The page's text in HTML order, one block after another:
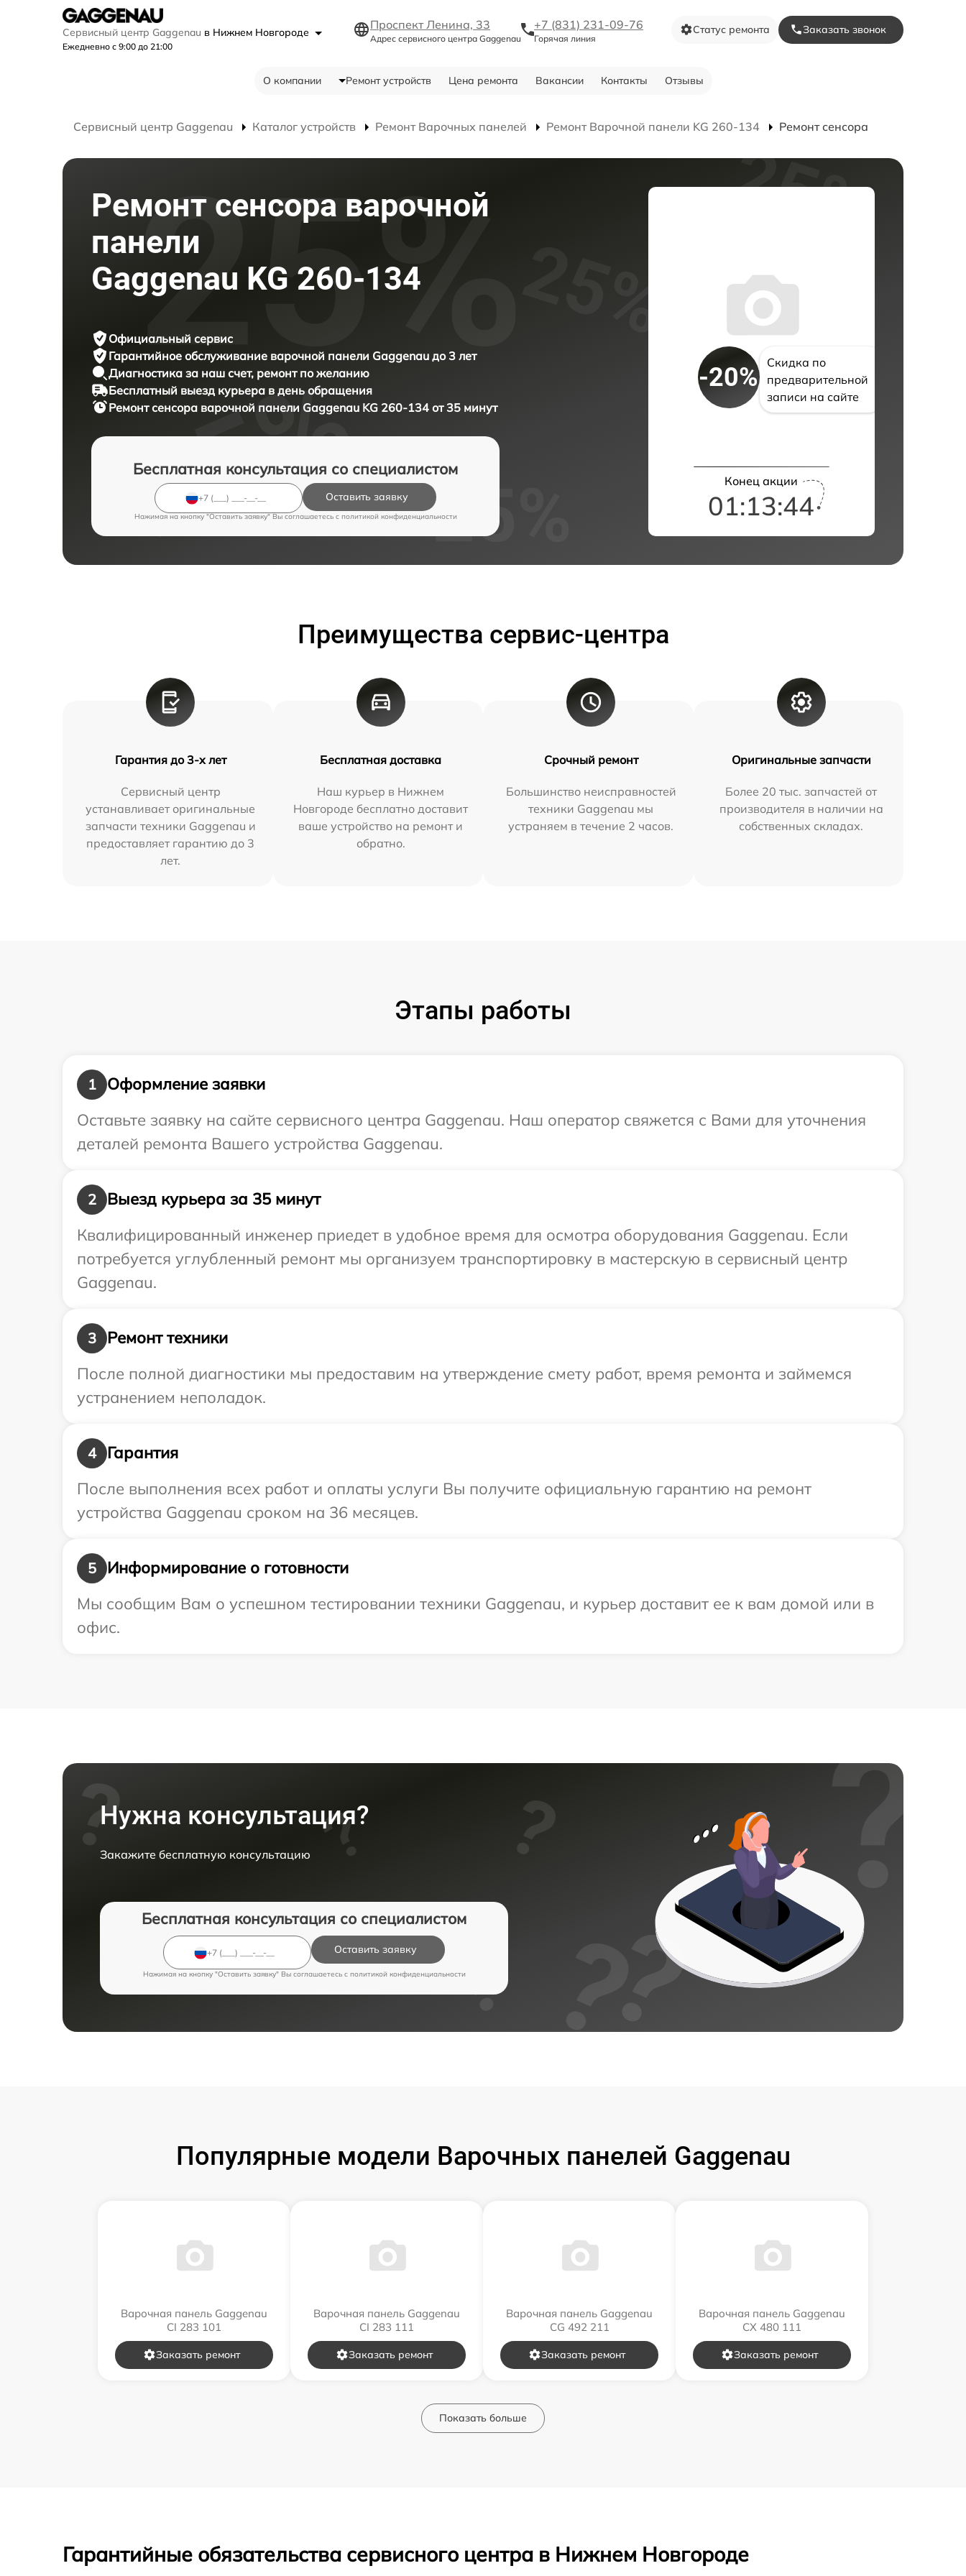
Сервисный центр Gaggenau в Нижнем Новгороде
Ежедневно с 9:00 до 21:00
Проспект Ленина, 33
Адрес сервисного центра Gaggenau
+7 (831) 231-09-76
Горячая линия
Статус ремонта Заказать звонок
О компании Ремонт устройств Цена ремонта Вакансии Контакты Отзывы
Сервисный центр Gaggenau Каталог устройств Ремонт Варочных панелей Ремонт Варочной панели KG 260-134 Ремонт сенсора
Ремонт сенсора варочной
панели
Gaggenau KG 260-134
Официальный сервис
Гарантийное обслуживание варочной панели Gaggenau до 3 лет
Диагностика за наш счет, ремонт по желанию
Бесплатный выезд курьера в день обращения
Ремонт сенсора варочной панели Gaggenau KG 260-134 от 35 минут
Бесплатная консультация со специалистом
Оставить заявку
Нажимая на кнопку "Оставить заявку" Вы соглашаетесь c политикой конфиденциальности
-20%
Скидка по
предварительной
записи на сайте
Конец акции
01:13:43
Преимущества сервис-центра
Гарантия до 3-х лет
Сервисный центр
устанавливает оригинальные
запчасти техники Gaggenau и
предоставляет гарантию до 3
лет.
Бесплатная доставка
Наш курьер в Нижнем
Новгороде бесплатно доставит
ваше устройство на ремонт и
обратно.
Срочный ремонт
Большинство неисправностей
техники Gaggenau мы
устраняем в течение 2 часов.
Оригинальные запчасти
Более 20 тыс. запчастей от
производителя в наличии на
собственных складах.
Этапы работы
1
Оформление заявки
Оставьте заявку на сайте сервисного центра Gaggenau. Наш оператор свяжется с Вами для уточнения
деталей ремонта Вашего устройства Gaggenau.
2
Выезд курьера за 35 минут
Квалифицированный инженер приедет в удобное время для осмотра оборудования Gaggenau. Если
потребуется углубленный ремонт мы организуем транспортировку в мастерскую в сервисный центр
Gaggenau.
3
Ремонт техники
После полной диагностики мы предоставим на утверждение смету работ, время ремонта и займемся
устранением неполадок.
4
Гарантия
После выполнения всех работ и оплаты услуги Вы получите официальную гарантию на ремонт
устройства Gaggenau сроком на 36 месяцев.
5
Информирование о готовности
Мы сообщим Вам о успешном тестировании техники Gaggenau, и курьер доставит ее к вам домой или в
офис.
Нужна консультация?
Закажите бесплатную консультацию
Бесплатная консультация со специалистом
Оставить заявку
Нажимая на кнопку "Оставить заявку" Вы соглашаетесь c политикой конфиденциальности
Популярные модели Варочных панелей Gaggenau
Варочная панель Gaggenau
CI 283 101
Заказать ремонт
Варочная панель Gaggenau
CI 283 111
Заказать ремонт
Варочная панель Gaggenau
CG 492 211
Заказать ремонт
Варочная панель Gaggenau
CX 480 111
Заказать ремонт
Показать больше
Гарантийные обязательства сервисного центра в Нижнем Новгороде